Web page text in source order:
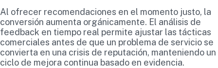
Al ofrecer recomendaciones en el momento justo, la
conversión aumenta orgánicamente. El análisis de
feedback en tiempo real permite ajustar las tácticas
comerciales antes de que un problema de servicio se
convierta en una crisis de reputación, manteniendo un
ciclo de mejora continua basado en evidencia.